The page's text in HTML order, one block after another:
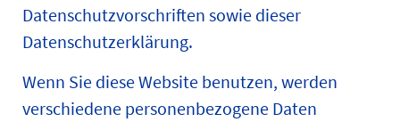
Datenschutzvorschriften sowie dieser
Datenschutzerklärung.
Wenn Sie diese Website benutzen, werden
verschiedene personenbezogene Daten